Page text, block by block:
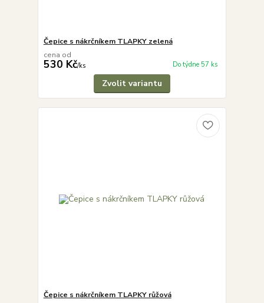
Čepice s nákrčníkem TLAPKY zelená
cena od
530 Kč/ks Do týdne 57 ks
Zvolit variantu
Čepice s nákrčníkem TLAPKY růžová